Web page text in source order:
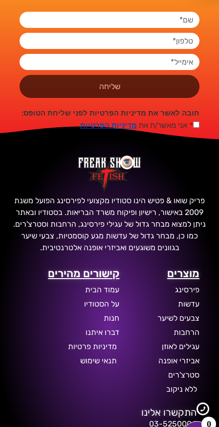
שליחה
חובה לאשר את מדיניות הפרטיות לפני שליחת הטופס:
* אני מאשר/ת את מדיניות הפרטיות.
פריק שואו & פטיש הינו סטודיו מקצועי לפירסינג הפועל משנת
2009 באישור, רישיון ופיקוח משרד הבריאות. בסטודיו ובאתר
ניתן למצוא מבחר גדול של עגילי פירסינג, הרחבות וסטרצ'רים.
כמו כן, מבחר גדול של עדשות מגע קוסמטיות, צבעי שיער
בגוונים משוגעים ואביזרי אופנה אלטרנטיבית.
מוצרים
פירסינג
עדשות
צבעים לשיער
הרחבות
עגילים לאוזן
אביזרי אופנה
סטרצ'רים
ללא ניקוב
קישורים מהירים
עמוד הבית
על הסטודיו
חנות
דברו איתנו
מדיניות פרטיות
תנאי שימוש
התקשרו אלינו
03-5250004 0